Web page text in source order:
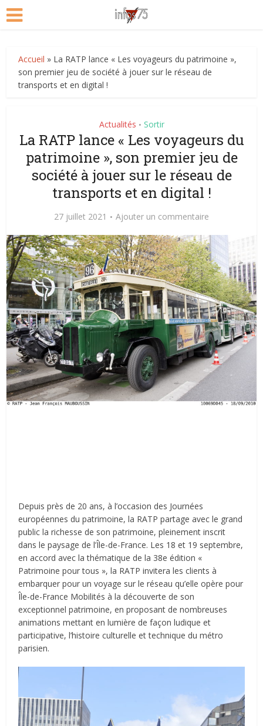
Accueil » La RATP lance « Les voyageurs du patrimoine »,
son premier jeu de société à jouer sur le réseau de
transports et en digital !
Actualités • Sortir
La RATP lance « Les voyageurs du
patrimoine », son premier jeu de
société à jouer sur le réseau de
transports et en digital !
27 juillet 2021 Ajouter un commentaire
Depuis près de 20 ans, à l’occasion des Journées
européennes du patrimoine, la RATP partage avec le grand
public la richesse de son patrimoine, pleinement inscrit
dans le paysage de l’Île-de-France. Les 18 et 19 septembre,
en accord avec la thématique de la 38e édition «
Patrimoine pour tous », la RATP invitera les clients à
embarquer pour un voyage sur le réseau qu’elle opère pour
Île-de-France Mobilités à la découverte de son
exceptionnel patrimoine, en proposant de nombreuses
animations mettant en lumière de façon ludique et
participative, l’histoire culturelle et technique du métro
parisien.